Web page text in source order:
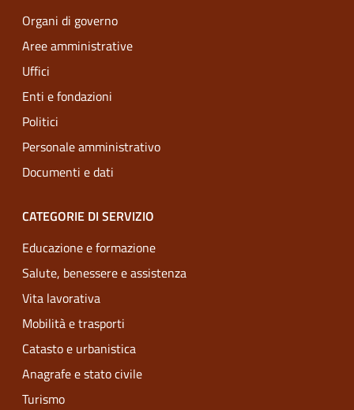
Organi di governo
Aree amministrative
Uffici
Enti e fondazioni
Politici
Personale amministrativo
Documenti e dati
CATEGORIE DI SERVIZIO
Educazione e formazione
Salute, benessere e assistenza
Vita lavorativa
Mobilità e trasporti
Catasto e urbanistica
Anagrafe e stato civile
Turismo